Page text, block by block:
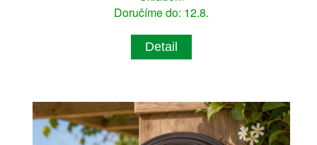
Doručíme do: 12.8.
Detail